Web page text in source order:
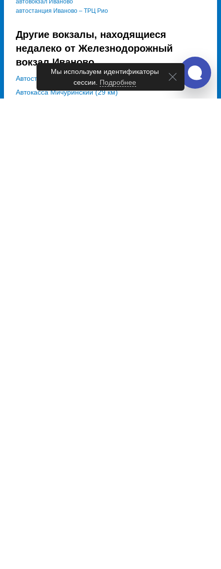
автовокзал Иваново
автостанция Иваново – ТРЦ Рио
Другие вокзалы, находящиеся
недалеко от Железнодорожный
вокзал Иваново
Автостанция Фурманов (27 км)
Автокасса Мичуринский (29 км)
Мы используем идентификаторы
сессии. Подробнее